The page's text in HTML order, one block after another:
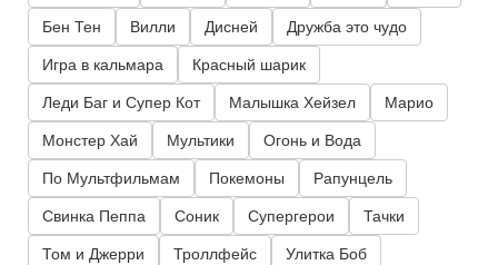
Бен Тен Вилли Дисней Дружба это чудо
Игра в кальмара Красный шарик
Леди Баг и Супер Кот Малышка Хейзел Марио
Монстер Хай Мультики Огонь и Вода
По Мультфильмам Покемоны Рапунцель
Свинка Пеппа Соник Супергерои Тачки
Том и Джерри Троллфейс Улитка Боб